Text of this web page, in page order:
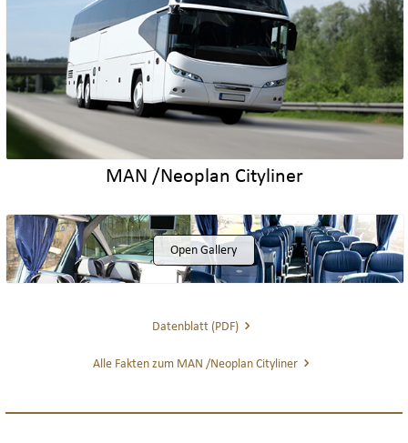
MAN /Neoplan Cityliner
Open Gallery
Datenblatt (PDF)
Alle Fakten zum MAN /Neoplan Cityliner